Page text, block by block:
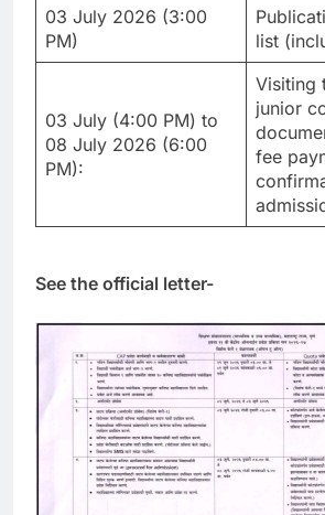
03 July 2026 (3:00
PM)
list
03 July (4:00 PM) to
08 July 2026 (6:00
PM):
Visiting
junior
fee
See the official letter-